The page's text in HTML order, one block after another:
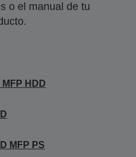
o el manual de tu
HDD
MFP PS